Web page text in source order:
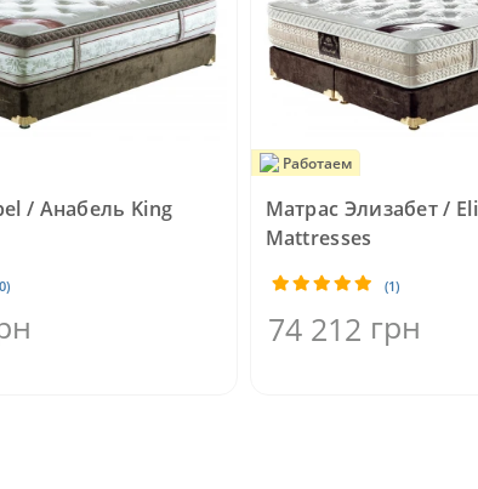
/ Анабель King
Работаем
Матрас Элизабет /
Mattresses
(1)
74 212 грн